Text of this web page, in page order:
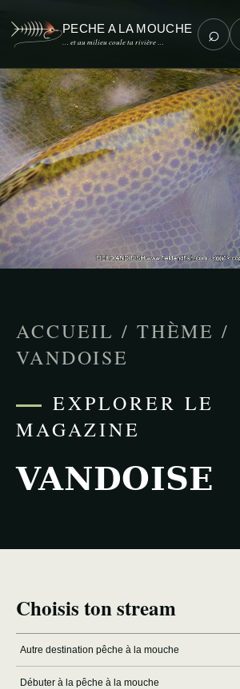
PECHE A LA MOUCHE
… et au milieu coule ta rivière … ⌕
ACCUEIL / THÈME /
VANDOISE
EXPLORER LE
MAGAZINE
VANDOISE
Choisis ton stream
Autre destination pêche à la mouche
Débuter à la pêche à la mouche